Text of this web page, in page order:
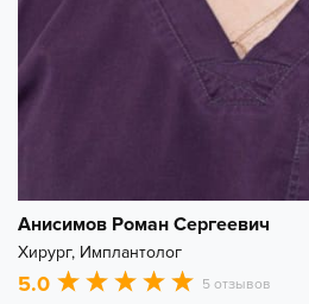
Анисимов Роман Сергеевич
Хирург, Имплантолог
5.0 5 отзывов